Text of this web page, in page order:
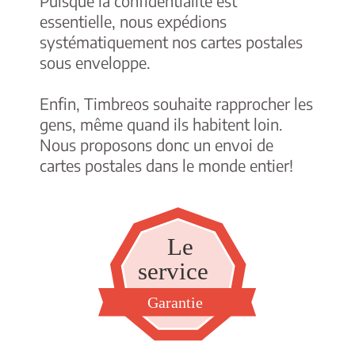
essentielle, nous expédions
systématiquement nos cartes postales
sous enveloppe.
Enfin, Timbreos souhaite rapprocher les
gens, même quand ils habitent loin.
Nous proposons donc un envoi de
cartes postales dans le monde entier!